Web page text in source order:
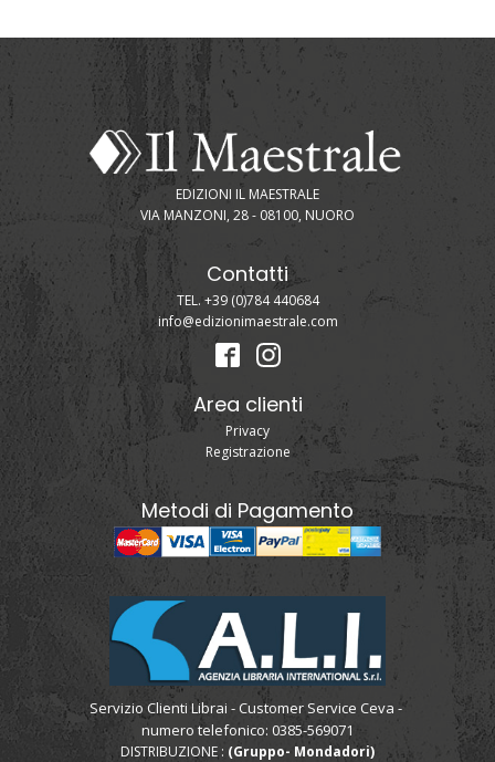
EDIZIONI IL MAESTRALE
VIA MANZONI, 28 - 08100, NUORO
Contatti
TEL. +39 (0)784 440684
info@edizionimaestrale.com
Area clienti
Privacy
Registrazione
Metodi di Pagamento
Servizio Clienti Librai - Customer Service Ceva -
numero telefonico: 0385-569071
DISTRIBUZIONE : (Gruppo- Mondadori)